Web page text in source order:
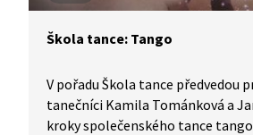
Škola tance: Tango
V pořadu Škola tance předvedou
tanečníci Kamila Tománková a
kroky společenského tance